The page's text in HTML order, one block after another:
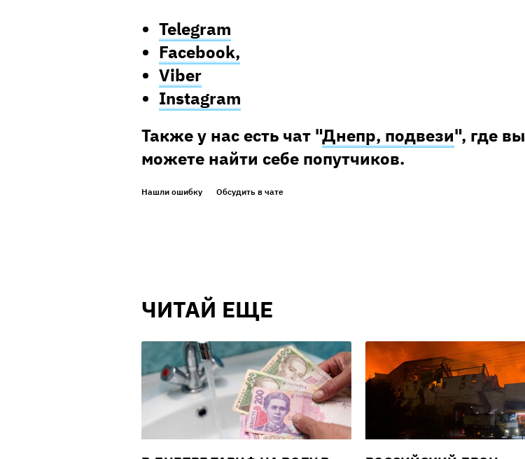
Telegram
Facebook,
Viber
Instagram
Также у нас есть чат "Днепр, подвези", где вы
можете найти себе попутчиков.
Нашли ошибку Обсудить в чате
ЧИТАЙ ЕЩЕ